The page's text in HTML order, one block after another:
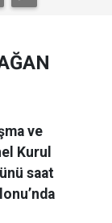
ve
Kurul
saat